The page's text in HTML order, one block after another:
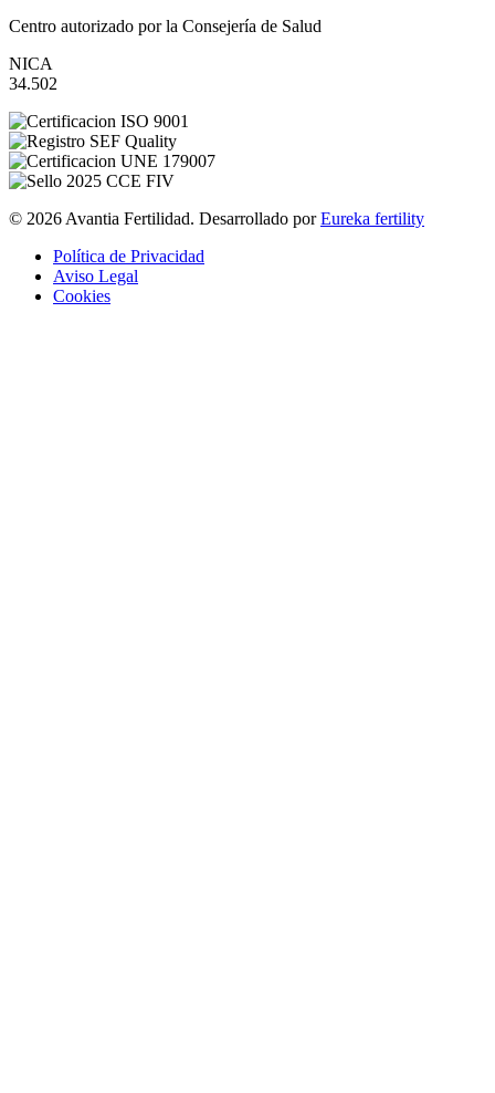
Centro autorizado por la Consejería de Salud
NICA
34.502
© 2026 Avantia Fertilidad. Desarrollado porEureka fertility
Política de Privacidad
Aviso Legal
Cookies